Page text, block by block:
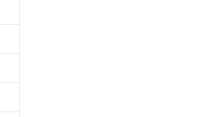
とがない限り、2022年1月12日よ